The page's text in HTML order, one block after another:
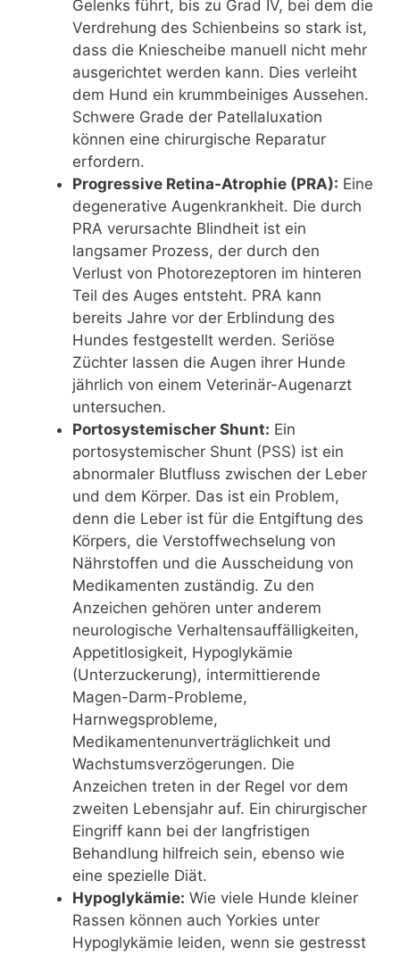
Gelenks führt, bis zu Grad IV, bei dem die
Verdrehung des Schienbeins so stark ist,
dass die Kniescheibe manuell nicht mehr
ausgerichtet werden kann. Dies verleiht
dem Hund ein krummbeiniges Aussehen.
Schwere Grade der Patellaluxation
können eine chirurgische Reparatur
erfordern.
Progressive Retina-Atrophie (PRA): Eine
degenerative Augenkrankheit. Die durch
PRA verursachte Blindheit ist ein
langsamer Prozess, der durch den
Verlust von Photorezeptoren im hinteren
Teil des Auges entsteht. PRA kann
bereits Jahre vor der Erblindung des
Hundes festgestellt werden. Seriöse
Züchter lassen die Augen ihrer Hunde
jährlich von einem Veterinär-Augenarzt
untersuchen.
Portosystemischer Shunt: Ein
portosystemischer Shunt (PSS) ist ein
abnormaler Blutfluss zwischen der Leber
und dem Körper. Das ist ein Problem,
denn die Leber ist für die Entgiftung des
Körpers, die Verstoffwechselung von
Nährstoffen und die Ausscheidung von
Medikamenten zuständig. Zu den
Anzeichen gehören unter anderem
neurologische Verhaltensauffälligkeiten,
Appetitlosigkeit, Hypoglykämie
(Unterzuckerung), intermittierende
Magen-Darm-Probleme,
Harnwegsprobleme,
Medikamentenunverträglichkeit und
Wachstumsverzögerungen. Die
Anzeichen treten in der Regel vor dem
zweiten Lebensjahr auf. Ein chirurgischer
Eingriff kann bei der langfristigen
Behandlung hilfreich sein, ebenso wie
eine spezielle Diät.
Hypoglykämie: Wie viele Hunde kleiner
Rassen können auch Yorkies unter
Hypoglykämie leiden, wenn sie gestresst